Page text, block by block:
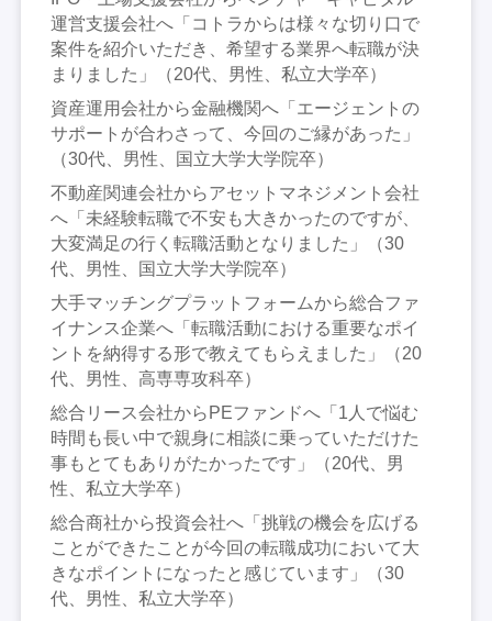
運営支援会社へ「コトラからは様々な切り口で
案件を紹介いただき、希望する業界へ転職が決
まりました」（20代、男性、私立大学卒）
資産運用会社から金融機関へ「エージェントの
サポートが合わさって、今回のご縁があった」
（30代、男性、国立大学大学院卒）
不動産関連会社からアセットマネジメント会社
へ「未経験転職で不安も大きかったのですが、
大変満足の行く転職活動となりました」（30
代、男性、国立大学大学院卒）
大手マッチングプラットフォームから総合ファ
イナンス企業へ「転職活動における重要なポイ
ントを納得する形で教えてもらえました」（20
代、男性、高専専攻科卒）
総合リース会社からPEファンドへ「1人で悩む
時間も長い中で親身に相談に乗っていただけた
事もとてもありがたかったです」（20代、男
性、私立大学卒）
総合商社から投資会社へ「挑戦の機会を広げる
ことができたことが今回の転職成功において大
きなポイントになったと感じています」（30
代、男性、私立大学卒）